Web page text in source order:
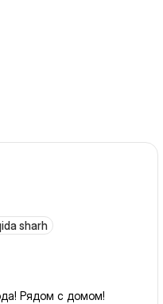
sharh
Рядом с домом!